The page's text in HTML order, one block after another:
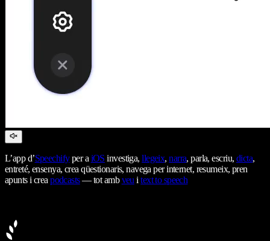
L’app d’Speechifyper aiOS investiga,llegeix,narra, parla, escriu, dicta,
entreté, ensenya, crea qüestionaris, navega per internet, resumeix, pren
apunts i creapodcasts— tot ambveuitext to speech